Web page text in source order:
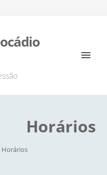
Horários
Horários